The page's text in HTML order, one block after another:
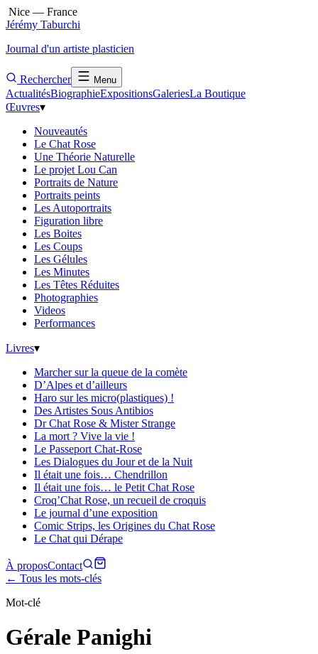
Nice — France
Jérémy Taburchi
Journal d'un artiste plasticien
Rechercher Menu
ActualitésBiographieExpositionsGaleriesLa Boutique
Œuvres▾
Nouveautés
Le Chat Rose
Une Théorie Naturelle
Le projet Lou Can
Portraits de Nature
Portraits peints
Les Autoportraits
Figuration libre
Les Boites
Les Coups
Les Gélules
Les Minutes
Les Têtes Réduites
Photographies
Videos
Performances
Livres▾
Marcher sur la queue de la comète
D’Alpes et d’ailleurs
Haro sur les micro(plastiques) !
Des Artistes Sous Antibios
Dr Chat Rose & Mister Strange
La mort ? Vive la vie !
Le Passeport Chat-Rose
Les Dialogues du Jour et de la Nuit
Il était une fois… Chendrillon
Il était une fois… le Petit Chat Rose
Croq’Chat Rose, un recueil de croquis
Le journal d’une exposition
Comic Strips, les Origines du Chat Rose
Le Chat qui Dérape
À proposContact
← Tous les mots-clés
Mot-clé
Gérale Panighi